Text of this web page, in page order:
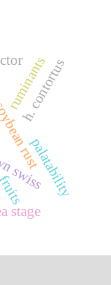
rust
swiss
h. contortus
palatability
ruminants
stage